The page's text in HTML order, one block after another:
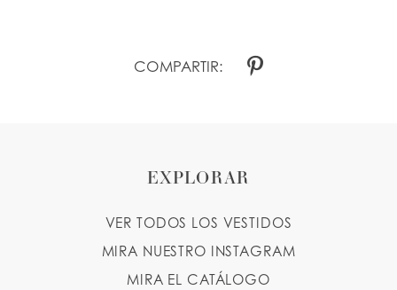
COMPARTIR:
EXPLORAR
VER TODOS LOS VESTIDOS
MIRA NUESTRO INSTAGRAM
MIRA EL CATÁLOGO